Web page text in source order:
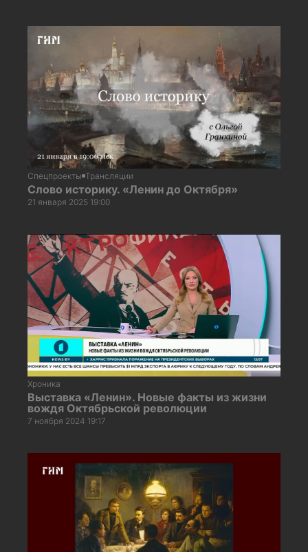
Спецпроекты Трансляции
Слово историку. «Ленин до Октября»
21 января 2025 19:00
Хроника
Выставка «Ленин». Новые факты из жизни
вождя Октябрьской революции
7 ноября 2024 19:17